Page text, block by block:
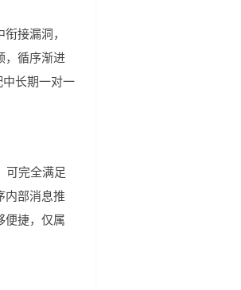
接漏洞，
，循序渐进
长期一对一
可完全满足
内部消息推
便捷，仅属